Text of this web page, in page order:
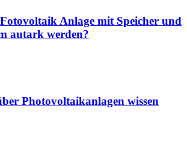
Anlage mit Speicher und
autark werden?
Photovoltaikanlagen wissen